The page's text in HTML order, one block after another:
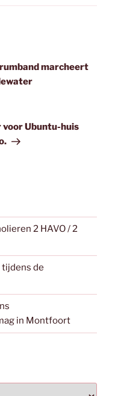
marcheert
Ubuntu-huis
2 HAVO / 2
de
in Montfoort